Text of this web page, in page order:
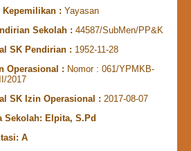
Kepemilikan : Yayasan
Sekolah : 44587/SubMen/PP&K
SK Pendirian : 1952-11-28
Operasional : Nomor : 061/YPMKB-
2017
SK Izin Operasional : 2017-08-07
Sekolah: Elpita, S.Pd
A